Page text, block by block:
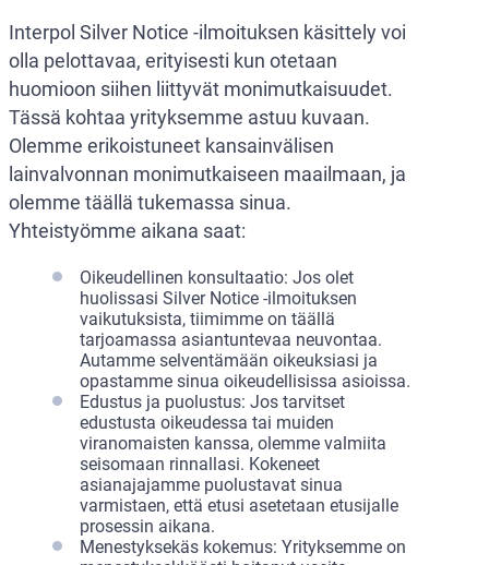
Interpol Silver Notice -ilmoituksen käsittely voi
olla pelottavaa, erityisesti kun otetaan
huomioon siihen liittyvät monimutkaisuudet.
Tässä kohtaa yrityksemme astuu kuvaan.
Olemme erikoistuneet kansainvälisen
lainvalvonnan monimutkaiseen maailmaan, ja
olemme täällä tukemassa sinua.
Yhteistyömme aikana saat:
Oikeudellinen konsultaatio: Jos olet
huolissasi Silver Notice -ilmoituksen
vaikutuksista, tiimimme on täällä
tarjoamassa asiantuntevaa neuvontaa.
Autamme selventämään oikeuksiasi ja
opastamme sinua oikeudellisissa asioissa.
Edustus ja puolustus: Jos tarvitset
edustusta oikeudessa tai muiden
viranomaisten kanssa, olemme valmiita
seisomaan rinnallasi. Kokeneet
asianajajamme puolustavat sinua
varmistaen, että etusi asetetaan etusijalle
prosessin aikana.
Menestyksekäs kokemus: Yrityksemme on